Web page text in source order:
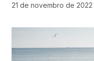
21 de novembro de 2022